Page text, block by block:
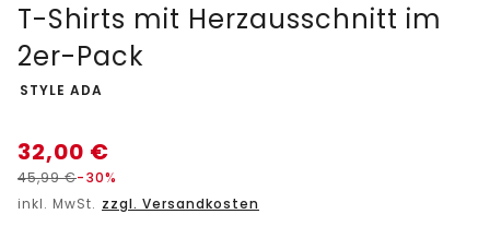
T-Shirts mit Herzausschnitt im
2er-Pack
-
STYLE ADA
32,00 €
45,99€-30%
inkl. MwSt. zzgl. Versandkosten